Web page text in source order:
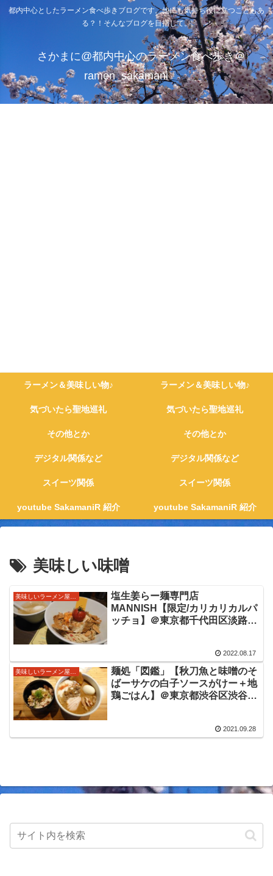
都内中心としたラーメン食べ歩きブログです。他にも気持ち役に立つこともあ
る？！そんなブログを目指して。
さかまに@都内中心のラーメン食べ歩き＠
ramen_sakamani
ラーメン＆美味しい物♪ ラーメン＆美味しい物♪
気づいたら聖地巡礼 気づいたら聖地巡礼
その他とか その他とか
デジタル関係など デジタル関係など
スイーツ関係 スイーツ関係
youtube SakamaniR 紹介 youtube SakamaniR 紹介
美味しい味噌
塩生姜らー麺専門店
MANNISH【限定/カリカリカルパ
ッチョ】＠東京都千代田区淡路
定は斬新な提供方法で魅了。もち
ろんお味も美味しい限定をいただ
きました。
2022.08.17
美味しいラーメン屋さん
麺処「図鑑」【秋刀魚と味噌のそ
ばーサケの白子ソースがけー＋地
鶏ごはん】＠東京都渋谷区渋谷
ダー＋秋刀魚煮干し出汁に5種の
2021.09.28